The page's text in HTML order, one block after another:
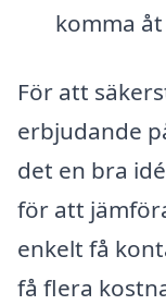
komma
För att
erbjudande
det en bra
för att
enkelt få
få flera